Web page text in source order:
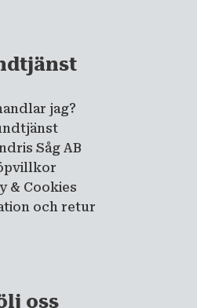
jag?
Såg AB
& Cookies
och retur
oss